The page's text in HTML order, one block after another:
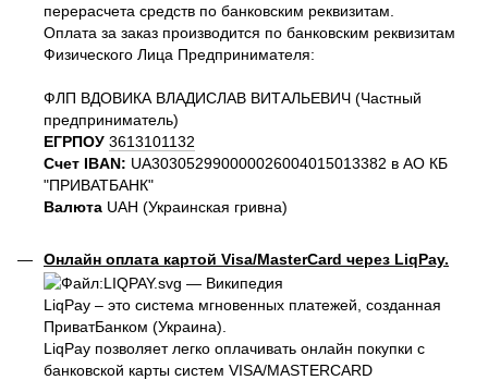
перерасчета средств по банковским реквизитам.
Оплата за заказ производится по банковским реквизитам
Физического Лица Предпринимателя:
ФЛП ВДОВИКА ВЛАДИСЛАВ ВИТАЛЬЕВИЧ (Частный
предприниматель)
ЕГРПОУ 3613101132
Счет IBAN: UA303052990000026004015013382 в АО КБ
"ПРИВАТБАНК"
Валюта UAH (Украинская гривна)
Онлайн оплата картой Visa/MasterCard через LiqPay.
LiqPay – это система мгновенных платежей, созданная
ПриватБанком (Украина).
LiqPay позволяет легко оплачивать онлайн покупки с
банковской карты систем VISA/MASTERCARD